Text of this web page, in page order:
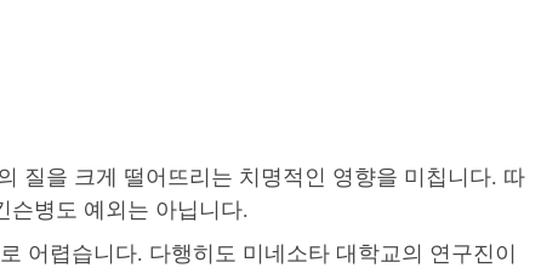
질을 크게 떨어뜨리는 치명적인 영향을 미칩니다. 따
슨병도 예외는 아닙니다.
어렵습니다. 다행히도 미네소타 대학교의 연구진이